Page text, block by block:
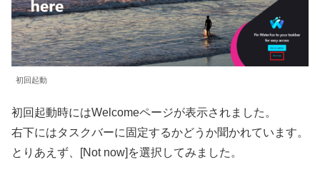
初回起動
初回起動時にはWelcomeページが表示されました。
右下にはタスクバーに固定するかどうか聞かれています。
とりあえず、[Not now]を選択してみました。